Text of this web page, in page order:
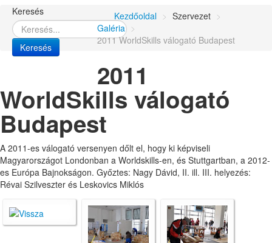
Keresés
Keresés
Kezdőoldal > Szervezet >
Galéria >
2011 WorldSkills válogató Budapest
2011
WorldSkills válogató
Budapest
A 2011-es válogató versenyen dőlt el, hogy ki képviseli
Magyarországot Londonban a Worldskills-en, és Stuttgartban, a 2012-
es Európa Bajnokságon. Győztes: Nagy Dávid, II. ill. III. helyezés:
Révai Szilveszter és Leskovics Miklós